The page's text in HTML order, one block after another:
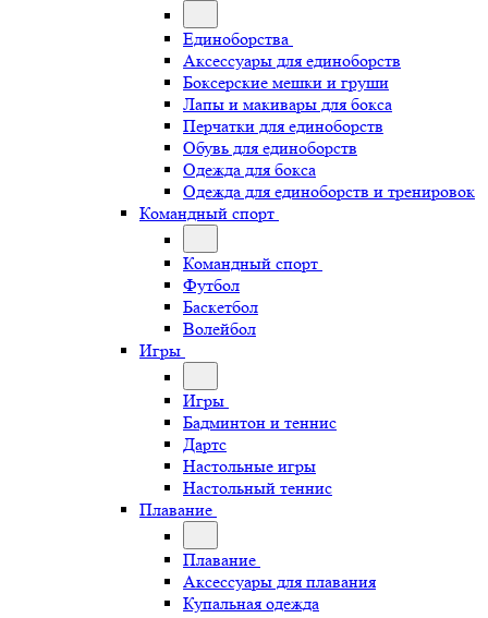
Единоборства
Аксессуары для единоборств
Боксерские мешки и груши
Лапы и макивары для бокса
Перчатки для единоборств
Обувь для единоборств
Одежда для бокса
Одежда для единоборств и тренировок
Командный спорт
Командный спорт
Футбол
Баскетбол
Волейбол
Игры
Игры
Бадминтон и теннис
Дартс
Настольные игры
Настольный теннис
Плавание
Плавание
Аксессуары для плавания
Купальная одежда